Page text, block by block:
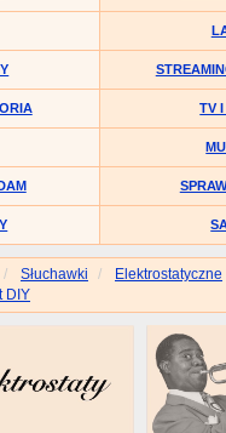
TV I
Słuchawki
Elektrostatyczne
DIY